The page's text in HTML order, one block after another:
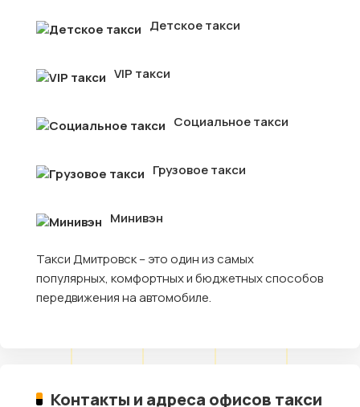
Детское такси
VIP такси
Социальное такси
Грузовое такси
Минивэн
Такси Дмитровск – это один из самых
популярных, комфортных и бюджетных способов
передвижения на автомобиле.
Контакты и адреса офисов такси